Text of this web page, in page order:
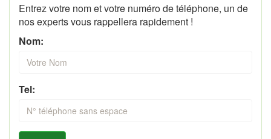
Entrez votre nom et votre numéro de téléphone, un de
nos experts vous rappellera rapidement !
Nom:
Tel: